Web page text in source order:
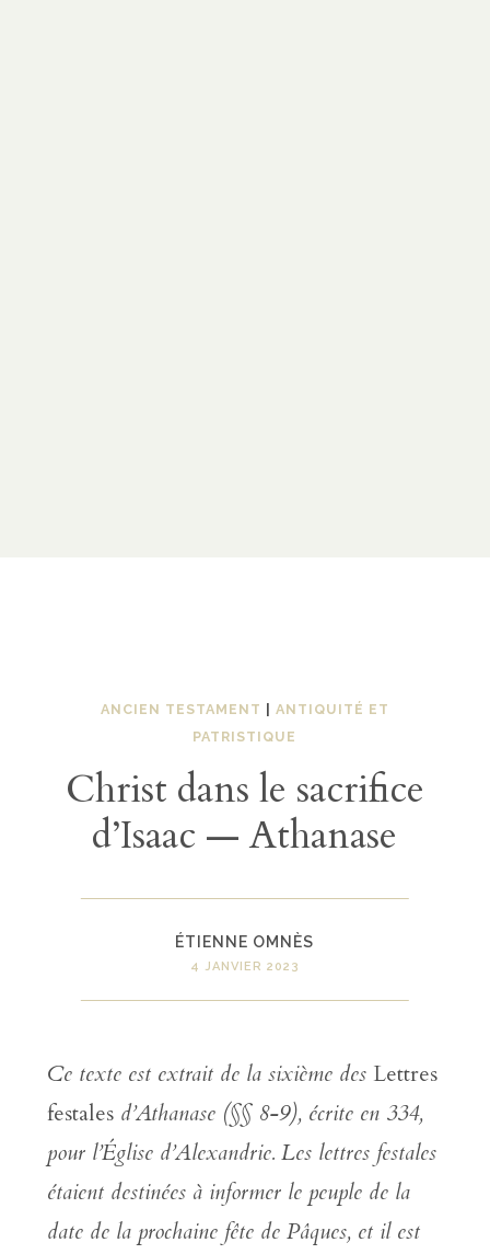
ANCIEN TESTAMENT | ANTIQUITÉ ET
PATRISTIQUE
Christ dans le sacrifice
d’Isaac — Athanase
ÉTIENNE OMNÈS
4 JANVIER 2023
Ce texte est extrait de la sixième des Lettres
festalesd’Athanase (§§ 8-9), écrite en 334,
pour l’Église d’Alexandrie. Les lettres festales
étaient destinées à informer le peuple de la
date de la prochaine fête de Pâques, et il est